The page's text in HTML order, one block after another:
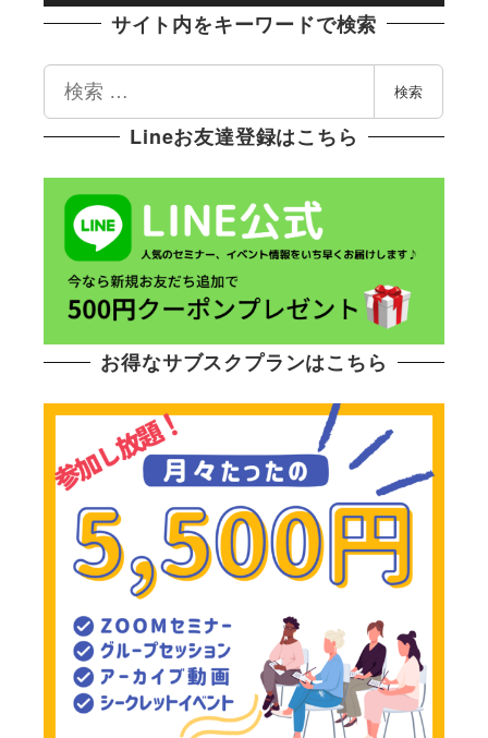
サイト内をキーワードで検索
索
検索
Lineお友達登録はこちら
お得なサブスクプランはこちら